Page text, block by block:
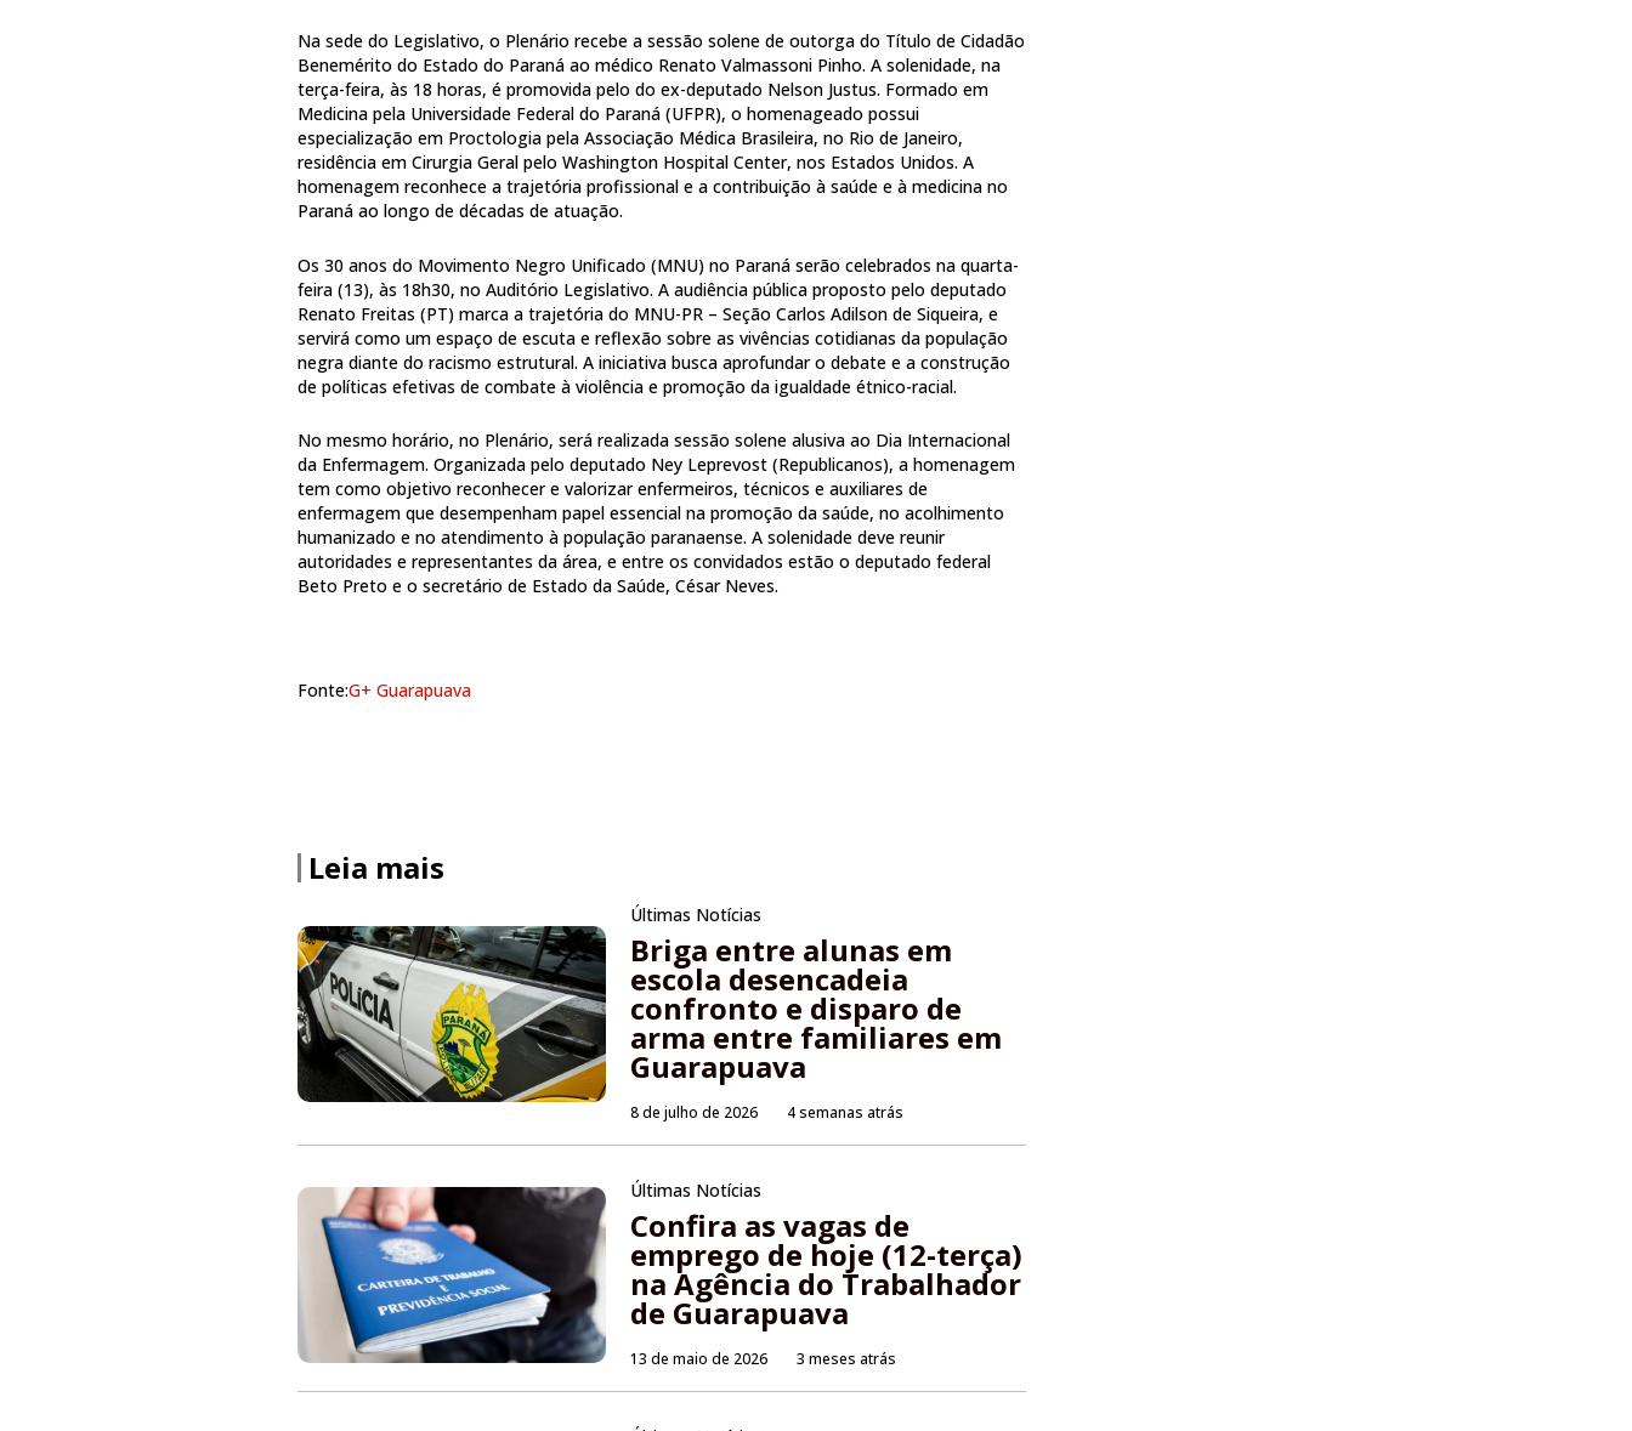
Na sede do Legislativo, o Plenário recebe a sessão solene de outorga do Título de Cidadão
Benemérito do Estado do Paraná ao médico Renato Valmassoni Pinho. A solenidade, na
terça-feira, às 18 horas, é promovida pelo do ex-deputado Nelson Justus. Formado em
Medicina pela Universidade Federal do Paraná (UFPR), o homenageado possui
especialização em Proctologia pela Associação Médica Brasileira, no Rio de Janeiro,
residência em Cirurgia Geral pelo Washington Hospital Center, nos Estados Unidos. A
homenagem reconhece a trajetória profissional e a contribuição à saúde e à medicina no
Paraná ao longo de décadas de atuação.
Os 30 anos do Movimento Negro Unificado (MNU) no Paraná serão celebrados na quarta-
feira (13), às 18h30, no Auditório Legislativo. A audiência pública proposto pelo deputado
Renato Freitas (PT) marca a trajetória do MNU-PR – Seção Carlos Adilson de Siqueira, e
servirá como um espaço de escuta e reflexão sobre as vivências cotidianas da população
negra diante do racismo estrutural. A iniciativa busca aprofundar o debate e a construção
de políticas efetivas de combate à violência e promoção da igualdade étnico-racial.
No mesmo horário, no Plenário, será realizada sessão solene alusiva ao Dia Internacional
da Enfermagem. Organizada pelo deputado Ney Leprevost (Republicanos), a homenagem
tem como objetivo reconhecer e valorizar enfermeiros, técnicos e auxiliares de
enfermagem que desempenham papel essencial na promoção da saúde, no acolhimento
humanizado e no atendimento à população paranaense. A solenidade deve reunir
autoridades e representantes da área, e entre os convidados estão o deputado federal
Beto Preto e o secretário de Estado da Saúde, César Neves.
Fonte:G+ Guarapuava
Leia mais
Últimas Notícias
Briga entre alunas em
escola desencadeia
confronto e disparo de
arma entre familiares em
Guarapuava
8 de julho de 2026 4 semanas atrás
Últimas Notícias
Confira as vagas de
emprego de hoje (12-terça)
na Agência do Trabalhador
de Guarapuava
13 de maio de 2026 3 meses atrás